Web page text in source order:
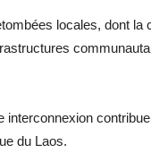
locales, dont la
du Laos.